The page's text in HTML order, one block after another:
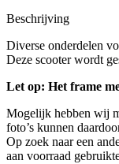
Beschrijving
Diverse onderdelen
Deze scooter wordt
Let op: Het frame
Mogelijk hebben wij
foto’s kunnen
Op zoek naar een
aan voorraad